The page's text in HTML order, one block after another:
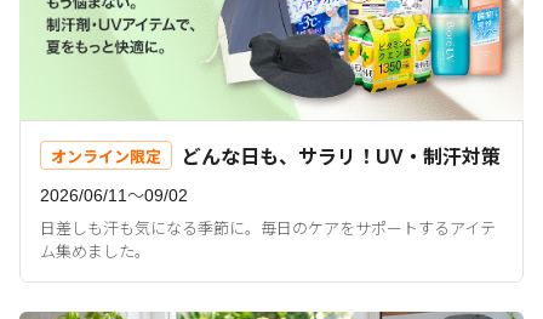
オンライン限定 どんな日も、サラリ！UV・制汗対策
2026/06/11〜09/02
日差しも汗も気になる季節に。毎日のケアをサポートするアイテ
ム集めました。